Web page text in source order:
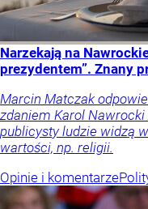
Narzekają na
prezydentem”. Znany
Marcin Matczak
zdaniem Karol Nawrocki
publicysty ludzie widzą
wartości, np. religii.
Opinie i komentarze